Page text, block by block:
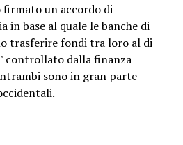
firmato un accordo di
in base al quale le banche di
trasferire fondi tra loro al di
controllato dalla finanza
sono in gran parte